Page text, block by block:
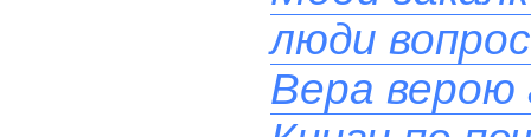
люди
Вера верою